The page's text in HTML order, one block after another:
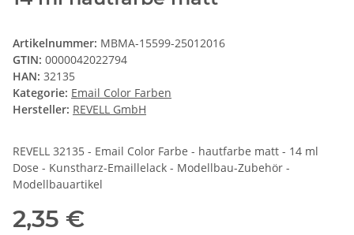
Artikelnummer: MBMA-15599-25012016
GTIN: 0000042022794
HAN: 32135
Kategorie: Email Color Farben
Hersteller: REVELL GmbH
REVELL 32135 - Email Color Farbe - hautfarbe matt - 14 ml
Dose - Kunstharz-Emaillelack - Modellbau-Zubehör -
Modellbauartikel
2,35 €